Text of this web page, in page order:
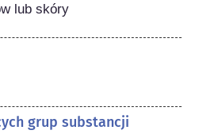
lub skóry
grup substancji